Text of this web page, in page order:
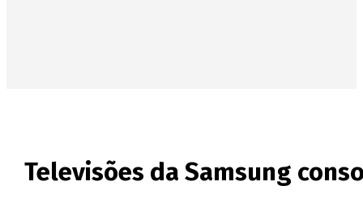
Televisões da Samsung